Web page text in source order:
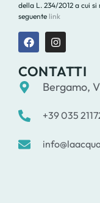
della L. 234/2012 a cui
seguente link
CONTATTI
Bergamo,
+39 035